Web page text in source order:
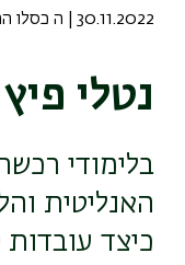
30.11.2022 | ה כסלו התשפג
נטלי פיץ
בלימודי
האנליטית
כיצד עובדות